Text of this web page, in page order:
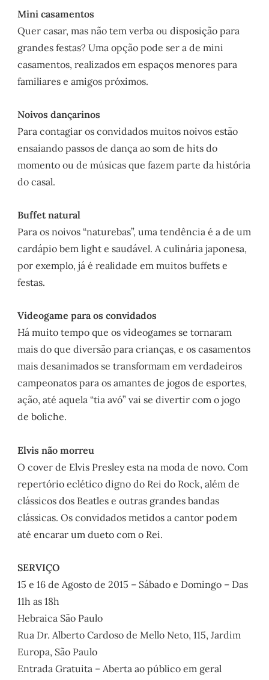
Mini casamentos
Quer casar, mas não tem verba ou disposição para
grandes festas? Uma opção pode ser a de mini
casamentos, realizados em espaços menores para
familiares e amigos próximos.
Noivos dançarinos
Para contagiar os convidados muitos noivos estão
ensaiando passos de dança ao som de hits do
momento ou de músicas que fazem parte da história
do casal.
Buffet natural
Para os noivos “naturebas”, uma tendência é a de um
cardápio bem light e saudável. A culinária japonesa,
por exemplo, já é realidade em muitos buffets e
festas.
Videogame para os convidados
Há muito tempo que os videogames se tornaram
mais do que diversão para crianças, e os casamentos
mais desanimados se transformam em verdadeiros
campeonatos para os amantes de jogos de esportes,
ação, até aquela “tia avó” vai se divertir com o jogo
de boliche.
Elvis não morreu
O cover de Elvis Presley esta na moda de novo. Com
repertório eclético digno do Rei do Rock, além de
clássicos dos Beatles e outras grandes bandas
clássicas. Os convidados metidos a cantor podem
até encarar um dueto com o Rei.
SERVIÇO
15 e 16 de Agosto de 2015 – Sábado e Domingo – Das
11h as 18h
Hebraica São Paulo
Rua Dr. Alberto Cardoso de Mello Neto, 115, Jardim
Europa, São Paulo
Entrada Gratuita – Aberta ao público em geral